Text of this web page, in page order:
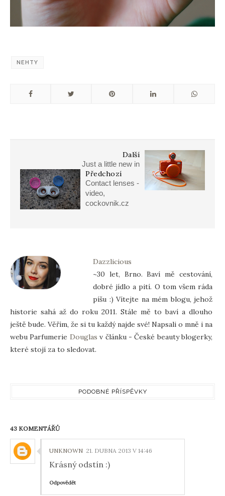
NEHTY
Další
Just a little new in
Předchozí
Contact lenses -
video,
cockovnik.cz
Dazzlicious
~30 let, Brno. Baví mě cestování,
dobré jídlo a pití. O tom všem ráda
píšu :) Vítejte na mém blogu, jehož
historie sahá až do roku 2011. Stále mě to baví a dlouho
ještě bude. Věřím, že si tu každý najde své! Napsali o mně i na
webu Parfumerie Douglas v článku - České beauty blogerky,
které stojí za to sledovat.
PODOBNÉ PŘÍSPĚVKY
43 KOMENTÁŘŮ
UNKNOWN 21. DUBNA 2013 V 14:46
Krásný odstín :)
Odpovědět